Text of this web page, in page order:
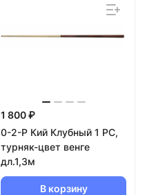
1 800 ₽
0-2-Р Кий Клубный 1 РС,
турняк-цвет венге
дл.1,3м
В корзину